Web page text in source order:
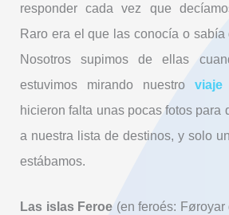
responder cada vez que
Raro era el que las conocía o sabía
Nosotros supimos de ellas
estuvimos mirando nuestro
hicieron falta unas pocas fotos para
a nuestra lista de destinos, y solo
estábamos.
Las islas Feroe (en feroés: